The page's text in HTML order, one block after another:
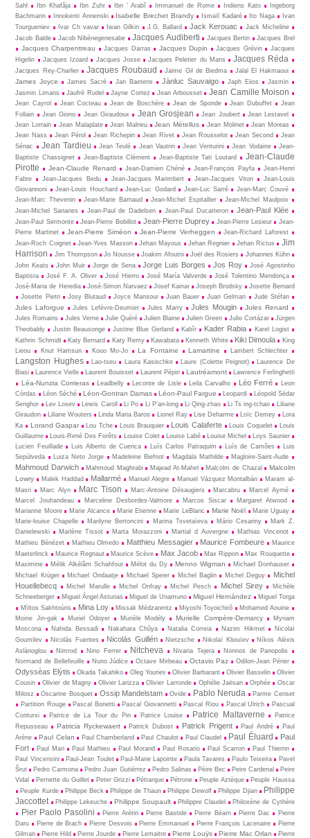
Sahl
Ibn Khafâja Ibn Zuhr Ibn ‘ Arabî Immanuel de Rome Indiens Kato
Ingeborg
Bachmann
Innokenti Annenski Isabelle Brechet Brandy Ismaïl Kadaré Ito Naga
Ivan
Tourgueniev
Ivar Ch vavar Iwan Gilkin J.G. Ballard Jack Kerouac
Jack Micheline
Jacob Balde
Jacob Nibénegenesabe Jacques Audiberti Jacques Bertin Jacques Brel
Jacques Charpentreau Jacques Darras Jacques Dupin Jacques Grévin
Jacques
Higelin
Jacques Izoard Jacques Josse Jacques Peletier du Mans Jacques Réda
Jacques Rey-Charlier Jacques Roubaud Jaime Gil de Biedma Jalal El Hakmaoui
James Joyce James Sacré Jan Baetens Jànluc Sauvaigo Japh Eiios
Jasmin
Jasmin Limans
Jaufré Rudel Jayne Cortez Jean Arbousset Jean Camille Moison
Jean Cayrol Jean Cocteau Jean de Boschère Jean de Sponde Jean Dubuffet
Jean
Follain
Jean Giono Jean Giraudoux Jean Grosjean Jean Joubert
Jean Lestavel
Jean Lorrain
Jean Malaplate Jean Malrieu Jean Métellus Jean Molinet
Jean Moreas
Jean Nass
Jean Pérol Jean Richepin Jean Rivet Jean Rousselot Jean Second
Jean
Sénac
Jean Tardieu Jean Teulé Jean Vautrin Jean Venturini Jean Vodaine
Jean-
Baptiste Chassignet
Jean-Baptiste Clément Jean-Baptiste Tati Loutard
Jean-Claude
Pirotte
Jean-Claude Renard Jean-Damien Chéné Jean-François Payfa
Jean-Henri
Fabre
Jean-Jacques Bedu Jean-Jacques Marimbert Jean-Jacques Viton
Jean-Louis
Giovannoni
Jean-Louis Houchard Jean-Luc Godard Jean-Luc Sarré
Jean-Marc Couvé
Jean-Marc Thevenin
Jean-Marie Barnaud Jean-Michel Espitallier
Jean-Michel Maulpoix
Jean-Michel Sananes
Jean-Paul de Dadelsen Jean-Paul Ducarteron Jean-Paul Klée
Jean-Paul Sermonte Jean-Pierre Bobillot Jean-Pierre Duprey Jean-Pierre Lesieur
Jean-
Pierre Martinet
Jean-Pierre Siméon Jean-Pierre Verheggen
Jean-Richard Laforest
Jean-Roch Coignet
Jean-Yves Masson Jehan Mayoux Jehan Regnier Jehan Rictus
Jim
Harrison
Jim Thompson Jo Nousse Joakim Afoutni Joël des Rosiers
Johannes Kühn
John Keats
John Muir Jorge de Sena Jorge Luis Borges Jos Roy
José Agostinho
Baptista
José F. A. Oliver José Hierro José María Valverde
José Tolentino Mendonça
José-Maria de Heredia
José-Simon Narvaez Josef Kainar Joseph Brodsky
Josette Bernard
Josette Pietri
Josy Blutaud Joyce Mansour Juan Bauer Juan Gelman Jude Stéfan
Jules Laforgue Jules Lefèvre-Deumier Jules Marry Jules Mougin Jules Renard
Jules Romains Jules Verne Julie Quéré Julien Blaine Julien Green Julio Cortázar
Jürgen
Theobaldy
Justin Beausonge Justine Blue Gerland Kabîr Kader Rabia
Karel Logist
Kathrin Schmidt
Katy Bernard Katy Remy Kawabata Kenneth White Kiki Dimoula
King
Lieou
Knut Hamsun Kouo Mo-Jo La Fontaine Lamartine Lambert Schlechter
Langston Hughes Lao-tseu Laura Kasischke Laure (Colette Peignot)
Laurence De
Biasi
Laurence Vielle Laurent Bouisset Laurent Pépin Lautréamont Lawrence Ferlinghetti
Léa-Nunzia Corrieras Leadbelly Leconte de Lisle Leila Carvalho Léo Ferré
Leon
Còrdas
Léon Séché Léon-Gontran Damas Léon-Paul Fargue Leopardi
Léopold Sédar
Senghor
Lev Losev Lewis Caroll Li Po Li P’an-long Li Qing-zhao Li Ts ing-tchao
Liliane
Giraudon
Liliane Wouters Linda Maria Baros Lionel Ray Lise Deharme Loïc Demey
Lora
Ka
Lorand Gaspar Lou Tche Louis Brauquier Louis Calaferte Louis Coquelet
Louis
Guillaume
Louis-René Des Forêts Louise Colet Louise Labé Louise Michel
Loys Saunier
Lucien Feuillade
Luis Alberto de Cuenca Luís Carlos Patraquim Luís de Camões
Luis
Sepúlveda
Luiza Neto Jorge Madeleine Biefnot Magdala Mathilde Magloire-Saint-Aude
Mahmoud Darwich Mahmoud Maghrabi Majead At-Mahel Malcolm de Chazal
Malcolm
Lowry
Malek Haddad Mallarmé Manuel Alegre Manuel Vázquez Montalbán
Maram al-
Masri
Marc Alyn Marc Tison Marc-Antoine Désaugiers Marcabru
Marcel Aymé
Marcel Jouhandeau
Marceline Desbordes-Valmore Marcos Siscar
Margaret Atwood
Marianne Moore
Marie Alcance Marie Etienne Marie LeBlanc Marie Noël
Marie Uguay
Marie-louise Chapelle
Marilyne Bertoncini Marina Tsvetaïeva Mário Cesariny
Mark Z.
Danielewski
Marlène Tissot Marta Morazzoni Martial d Auvergne
Mathias Vincenot
Mathieu Bénézet
Mathieu Olmedo Matthieu Messagier Maurice Fombeure
Maurice
Maeterlinck
Maurice Regnaut Maurice Scève Max Jacob Max Rippon
Max Rouquette
Maximine
Mélik Alkélâm Schahfour Mélot du Dy Menno Wigman
Michael Donhauser
Michael Krüger
Michael Ondaatje Michael Speier Michel Baglin Michel Deguy
Michel
Houellebecq
Michel Marulle Michel Onfray Michel Pesch Michel Sirey
Michèle
Schneeberger
Miguel Ángel Asturias Miguel de Unamuno Miguel Hernández
Miguel Torga
Mìltos Sakhtoùris
Mina Loy Missak Médzarentz Miyoshi Toyoichirô
Mohamed Aouine
Moine Jin-gak
Muriel Odoyer Murièle Modély Murielle Compère-Demarcy
Myriam
Moscona
Nahida Bessadi Nakahara Chûya Natalia Correia Nazim Hikmet
Nicolaï
Goumilev
Nicolás Fuentes Nicolás Guillén Nietz­sche Nikolaï Kliouïev
Níkos Alèxis
Aslànoglou
Nimrod Nino Ferrer Nitcheva Nivaria Tejera
Nonnos de Panopolis
Normand de Bellefeuille
Nuno Júdice Octave Mirbeau Octavio Paz Odilon-Jean Périer
Odyssèas Elỳtis Okada Takahiko Oleg Youriev Olivier Barbarant Olivier Basselin
Olivier
Cousin
Olivier de Magny Olivier Larizza Olivier Larronde Ophélie Jaësan Orphée
Oscar
Milosz
Oscarine Bosquet Ossip Mandelstam Ovide Pablo Neruda
Parme Ceriset
Partition Rouge
Pascal Bonetti Pascal Giovannetti Pascal Riou Pascal Ulrich
Pascual
Contursi
Patrice de La Tour du Pin Patrice Louise Patrice Maltaverne
Patrice
Repusseau
Patricia Ryckewaert Patrick Dubost Patrick Prigent Paul André
Paul
Arène
Paul Celan Paul Chamberland Paul Chaulot Paul Claudel Paul Éluard
Paul
Fort
Paul Mari Paul Mathieu Paul Morand Paul Rosario Paul Scarron
Paul Thierrin
Paul Vincensini
Paul-Jean Toulet Paul-Marie Lapointe Paula Tavares Paulo Teixeira
Pavel
Šrut
Pedro Carmona Pedro Juan Gutiérrez Pedro Salinas Pèire Bec Peire Cardenal
Peire
Vidal
Pernette du Guillet Peter Grizzi Pétrarque Pétrone Peuple Aztèque
Peuple Haussa
Peuple Kurde
Philippe Beck Philippe de Thaun Philippe Dewolf Philippe Djian
Philippe
Jaccottet
Philippe Lekeuche Philippe Soupault Philippre Claudel Philoxène de Cythère
Pier Paolo Pasolini Pierre Arétin Pierre Bastide Pierre Béarn Pierre Dac
Pierre
Daru
Pierre de Brach Pierre Desvois Pierre Emmanuel Pierre François Lacenaire
Pierre
Gilman
Pierre Hild Pierre Jourde Pierre Lemaitre Pierre Louÿs Pierre Mac Orlan
Pierre